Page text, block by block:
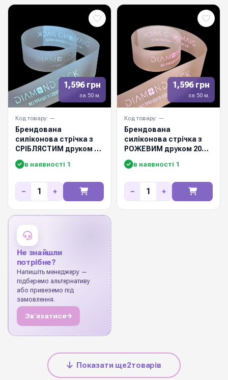
1,596 грн
за 50 м.
Код товару: —
Брендована
силіконова стрічка з
СРІБЛЯСТИМ друком 20
мм / 50м
в наявності 1
− +
1,596 грн
за 50 м.
Код товару: —
Брендована
силіконова стрічка з
РОЖЕВИМ друком 20
мм / 50м
в наявності 1
− +
Не знайшли
потрібне?
Напишіть менеджеру —
підберемо альтернативу
або привеземо під
замовлення.
Звʼязатися
Показати ще2товарів